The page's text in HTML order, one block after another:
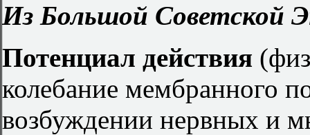
Из Большой Советской
Потенциал действия
колебание мембранного
возбуждении нервных и